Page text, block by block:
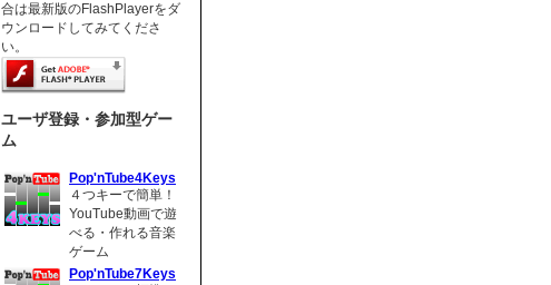
合は最新版のFlashPlayerをダ
ウンロードしてみてくださ
い。
ユーザ登録・参加型ゲー
ム
Pop'nTube4Keys
４つキーで簡単！
YouTube動画で遊
べる・作れる音楽
ゲーム
Pop'nTube7Keys